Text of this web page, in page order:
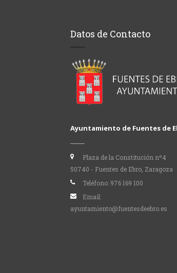
Datos de Contacto
Ayuntamiento de Fuentes de
Plaza de la Constitución nº4
50740 - Fuentes de Ebro, Zaragoza
Teléfono: 976 169 100
Email:
ayuntamiento@fuentesdeebro.es